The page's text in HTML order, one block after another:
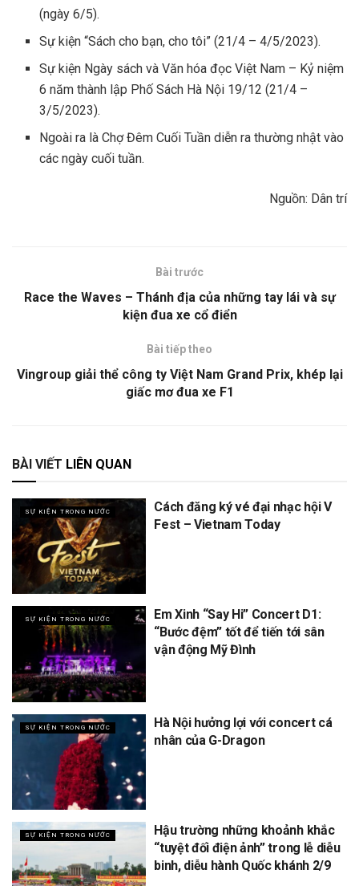
(ngày 6/5).
Sự kiện “Sách cho bạn, cho tôi” (21/4 – 4/5/2023).
Sự kiện Ngày sách và Văn hóa đọc Việt Nam – Kỷ niệm
6 năm thành lập Phố Sách Hà Nội 19/12 (21/4 –
3/5/2023).
Ngoài ra là Chợ Đêm Cuối Tuần diễn ra thường nhật vào
các ngày cuối tuần.
Nguồn: Dân trí
Bài trước
Race the Waves – Thánh địa của những tay lái và sự
kiện đua xe cổ điển
Bài tiếp theo
Vingroup giải thể công ty Việt Nam Grand Prix, khép lại
giấc mơ đua xe F1
BÀI VIẾT LIÊN QUAN
SỰ KIỆN TRONG NƯỚC
Cách đăng ký vé đại nhạc hội V
Fest – Vietnam Today
SỰ KIỆN TRONG NƯỚC
Em Xinh “Say Hi” Concert D1:
“Bước đệm” tốt để tiến tới sân
vận động Mỹ Đình
SỰ KIỆN TRONG NƯỚC
Hà Nội hưởng lợi với concert cá
nhân của G-Dragon
SỰ KIỆN TRONG NƯỚC
Hậu trường những khoảnh khắc
“tuyệt đối điện ảnh” trong lễ diễu
binh, diễu hành Quốc khánh 2/9